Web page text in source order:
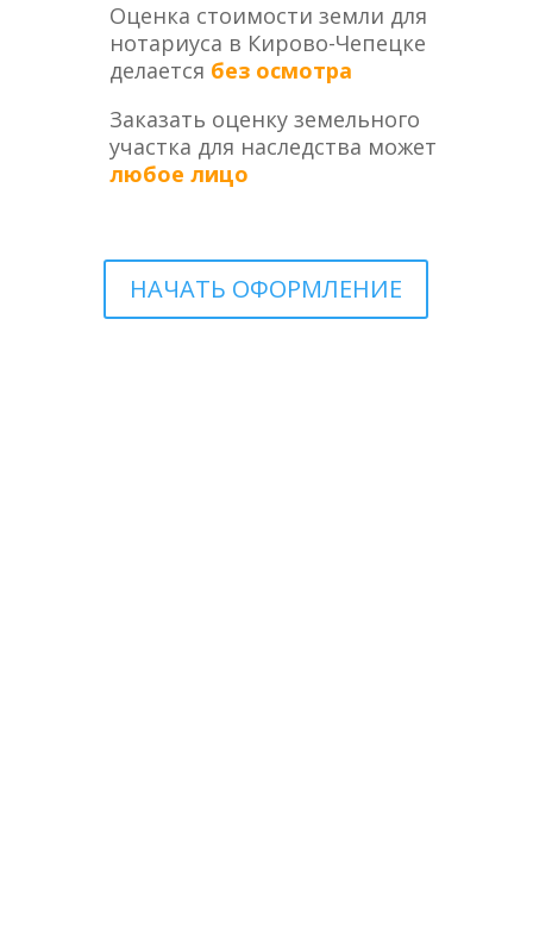
Оценка стоимости земли для
нотариуса в Кирово-Чепецке
делается без осмотра
Заказать оценку земельного
участка для наследства может
любое лицо
НАЧАТЬ ОФОРМЛЕНИЕ